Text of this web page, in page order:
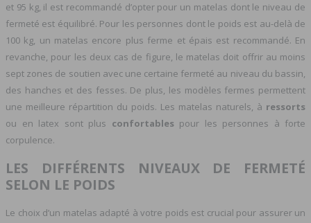
et 95 kg, il est recommandé d’opter pour un matelas dont le niveau de
fermeté est équilibré. Pour les personnes dont le poids est au-delà de
100 kg, un matelas encore plus ferme et épais est recommandé. En
revanche, pour les deux cas de figure, le matelas doit offrir au moins
sept zones de soutien avec une certaine fermeté au niveau du bassin,
des hanches et des fesses. De plus, les modèles fermes permettent
une meilleure répartition du poids. Les matelas naturels, à ressorts
ou en latex sont plus confortables pour les personnes à forte
corpulence.
LES DIFFÉRENTS NIVEAUX DE FERMETÉ
SELON LE POIDS
Le choix d’un matelas adapté à votre poids est crucial pour assurer un